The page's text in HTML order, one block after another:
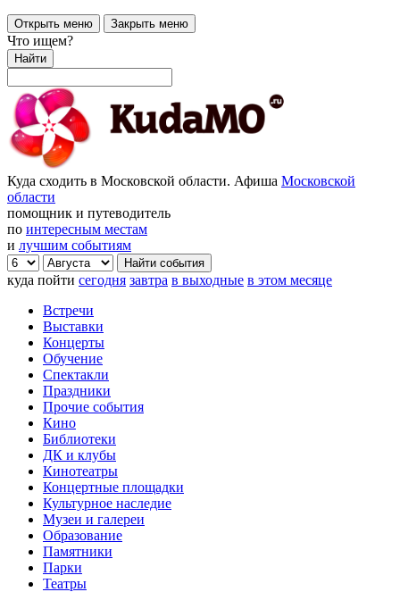
Открыть меню Закрыть меню
Что ищем?
Найти
Куда сходить в Московской области. Афиша Московской
области
помощник и путеводитель
по интересным местам
и лучшим событиям
куда пойти сегодня завтра в выходные в этом месяце
Встречи
Выставки
Концерты
Обучение
Спектакли
Праздники
Прочие события
Кино
Библиотеки
ДК и клубы
Кинотеатры
Концертные площадки
Культурное наследие
Музеи и галереи
Образование
Памятники
Парки
Театры